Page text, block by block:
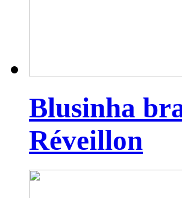
Blusinha
Réveillon